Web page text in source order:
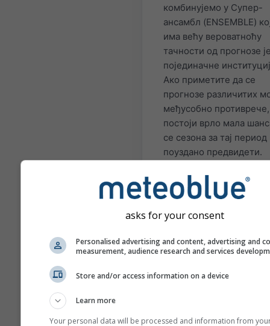
комбинујемо у Супер-
ансамбл (ENSEMBLE)
има већу вероватноћу
тачности од прогнозе
појединачне
Ако приметите да се
прогнозе различитих
међусобно
постоји врло мала
се сезона за тај
поуздано предвидети.
којима сезонске
могу бити прилично
примери су El Niño и La
ситуације.
Различите моделе
овде израчунавају:
(ECMWF), Национални
asks for your consent
Personalised advertising and content, advertising and
measurement, audience research and services
Store and/or access information on a device
Learn more
Your personal data will be processed and information from